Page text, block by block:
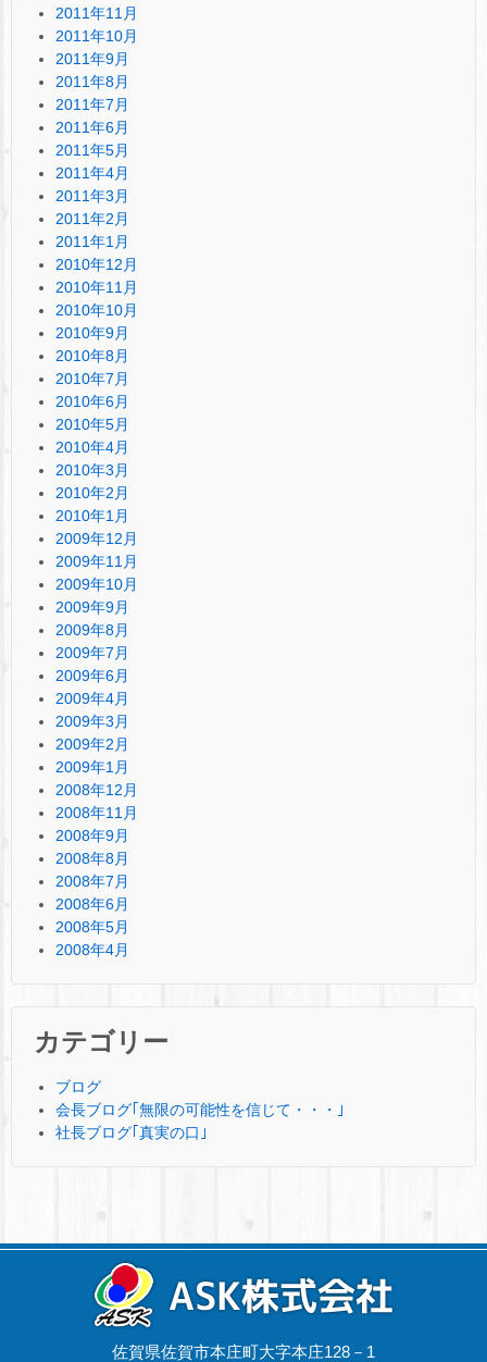
2011年11月
2011年10月
2011年9月
2011年8月
2011年7月
2011年6月
2011年5月
2011年4月
2011年3月
2011年2月
2011年1月
2010年12月
2010年11月
2010年10月
2010年9月
2010年8月
2010年7月
2010年6月
2010年5月
2010年4月
2010年3月
2010年2月
2010年1月
2009年12月
2009年11月
2009年10月
2009年9月
2009年8月
2009年7月
2009年6月
2009年4月
2009年3月
2009年2月
2009年1月
2008年12月
2008年11月
2008年9月
2008年8月
2008年7月
2008年6月
2008年5月
2008年4月
カテゴリー
ブログ
会長ブログ｢無限の可能性を信じて・・・｣
社長ブログ｢真実の口｣
佐賀県佐賀市本庄町大字本庄128－1